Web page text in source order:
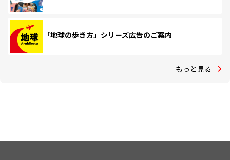
「地球の歩き方」シリーズ広告のご案内
もっと見る